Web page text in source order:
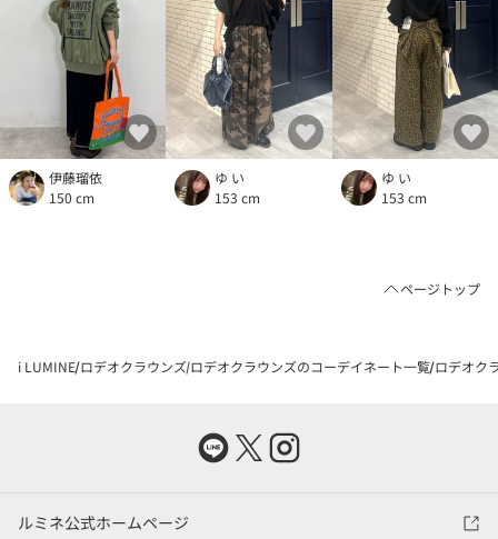
伊藤瑠依
150 cm
ゆ い
153 cm
ゆ い
153 cm
ページトップ
i LUMINE ロデオクラウンズ ロデオクラウンズのコーデイネート一覧 ロデオク
ルミネ公式ホームページ